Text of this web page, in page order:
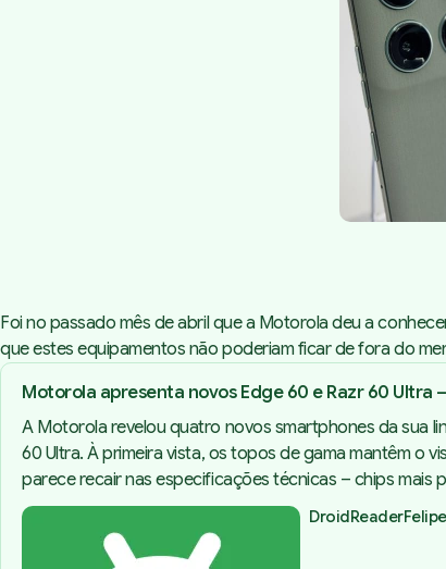
Foi no passado mês de abril que a Motorola deu a
que estes equipamentos não poderiam ficar de fora do
Motorola apresenta novos Edge 60 e Razr 60 Ultra
A Motorola revelou quatro novos smartphones da sua
60 Ultra. À primeira vista, os topos de gama mantêm o
parece recair nas especificações técnicas – chips mais
DroidReader